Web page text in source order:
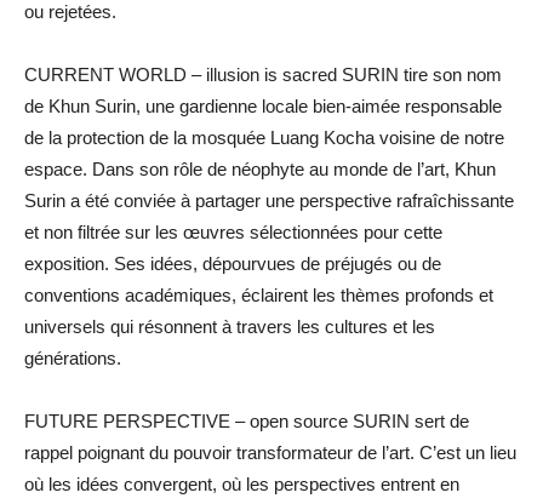
ou rejetées.
CURRENT WORLD – illusion is sacred SURIN tire son nom
de Khun Surin, une gardienne locale bien-aimée responsable
de la protection de la mosquée Luang Kocha voisine de notre
espace. Dans son rôle de néophyte au monde de l’art, Khun
Surin a été conviée à partager une perspective rafraîchissante
et non filtrée sur les œuvres sélectionnées pour cette
exposition. Ses idées, dépourvues de préjugés ou de
conventions académiques, éclairent les thèmes profonds et
universels qui résonnent à travers les cultures et les
générations.
FUTURE PERSPECTIVE – open source SURIN sert de
rappel poignant du pouvoir transformateur de l’art. C’est un lieu
où les idées convergent, où les perspectives entrent en